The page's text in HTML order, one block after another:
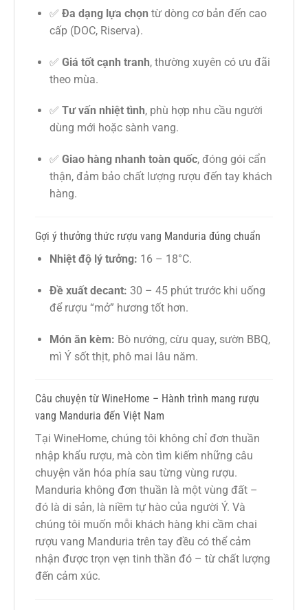
✅ Đa dạng lựa chọn từ dòng cơ bản đến cao
cấp (DOC, Riserva).
✅ Giá tốt cạnh tranh, thường xuyên có ưu đãi
theo mùa.
✅ Tư vấn nhiệt tình, phù hợp nhu cầu người
dùng mới hoặc sành vang.
✅ Giao hàng nhanh toàn quốc, đóng gói cẩn
thận, đảm bảo chất lượng rượu đến tay khách
hàng.
Gợi ý thưởng thức rượu vang Manduria đúng chuẩn
Nhiệt độ lý tưởng: 16 – 18°C.
Đề xuất decant: 30 – 45 phút trước khi uống
để rượu “mở” hương tốt hơn.
Món ăn kèm: Bò nướng, cừu quay, sườn BBQ,
mì Ý sốt thịt, phô mai lâu năm.
Câu chuyện từ WineHome – Hành trình mang rượu
vang Manduria đến Việt Nam
Tại WineHome, chúng tôi không chỉ đơn thuần
nhập khẩu rượu, mà còn tìm kiếm những câu
chuyện văn hóa phía sau từng vùng rượu.
Manduria không đơn thuần là một vùng đất –
đó là di sản, là niềm tự hào của người Ý. Và
chúng tôi muốn mỗi khách hàng khi cầm chai
rượu vang Manduria trên tay đều có thể cảm
nhận được trọn vẹn tinh thần đó – từ chất lượng
đến cảm xúc.